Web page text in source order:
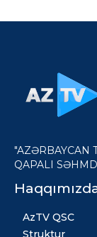
"AZƏRBAYCAN
QAPALI
AzTV QSC
Struktur